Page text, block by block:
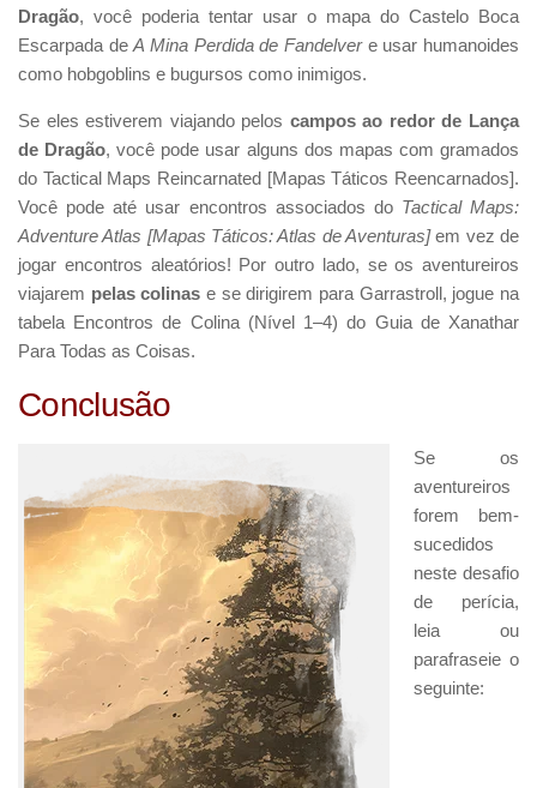
Dragão, você poderia tentar usar o mapa do Castelo Boca
Escarpada deA Mina Perdida de Fandelvere usar humanoides
como hobgoblins e bugursos como inimigos.
Se eles estiverem viajando pelos campos ao redor de Lança
de Dragão, você pode usar alguns dos mapas com gramados
do Tactical Maps Reincarnated [Mapas Táticos Reencarnados].
Você pode até usar encontros associados do Tactical Maps:
Adventure Atlas [Mapas Táticos: Atlas de Aventuras]em vez de
jogar encontros aleatórios! Por outro lado, se os aventureiros
viajarem pelas colinas e se dirigirem para Garrastroll, jogue na
tabela Encontros de Colina (Nível 1–4) do Guia de Xanathar
Para Todas as Coisas.
Conclusão
Se os
aventureiros
forem bem-
sucedidos
neste desafio
de perícia,
leia ou
parafraseie o
seguinte: